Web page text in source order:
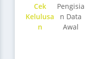
Cek
Kelulusa
n
Pengisia
n Data
Awal